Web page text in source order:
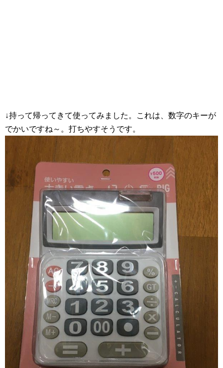
↓持って帰ってきて使ってみました。これは、数字のキーが
でかいですね～。打ちやすそうです。